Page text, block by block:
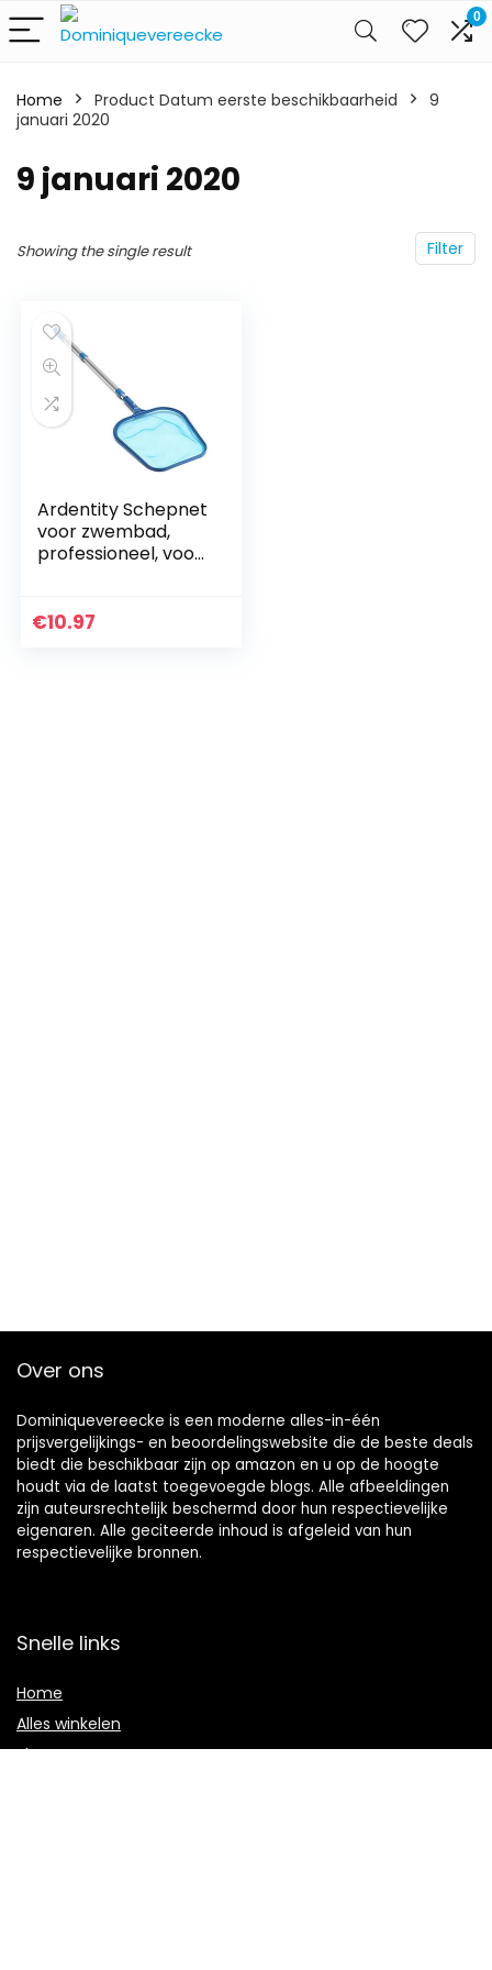
0
Home Product Datum eerste beschikbaarheid
9
januari 2020
9 januari 2020
Filter
Showing the single result
Ardentity Schepnet
voor zwembad,
professioneel, voor
mazen, met
€10.97
Over ons
Dominiquevereecke is een moderne alles-in-één
prijsvergelijkings- en beoordelingswebsite die de beste deals
biedt die beschikbaar zijn op amazon en u op de hoogte
houdt via de laatst toegevoegde blogs. Alle afbeeldingen
zijn auteursrechtelijk beschermd door hun respectievelijke
eigenaren. Alle geciteerde inhoud is afgeleid van hun
respectievelijke bronnen.
Snelle links
Home
Alles winkelen
Blogs